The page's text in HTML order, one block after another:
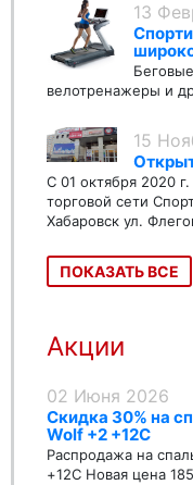
13
велотренажеры и
15
С 01 октября 2020
торговой сети
Хабаровск ул.
ПОКАЗАТЬ ВСЕ
Акции
02 Июня 2026
Скидка 30% на
Wolf +2 +12C
Распродажа на
+12C Новая цена